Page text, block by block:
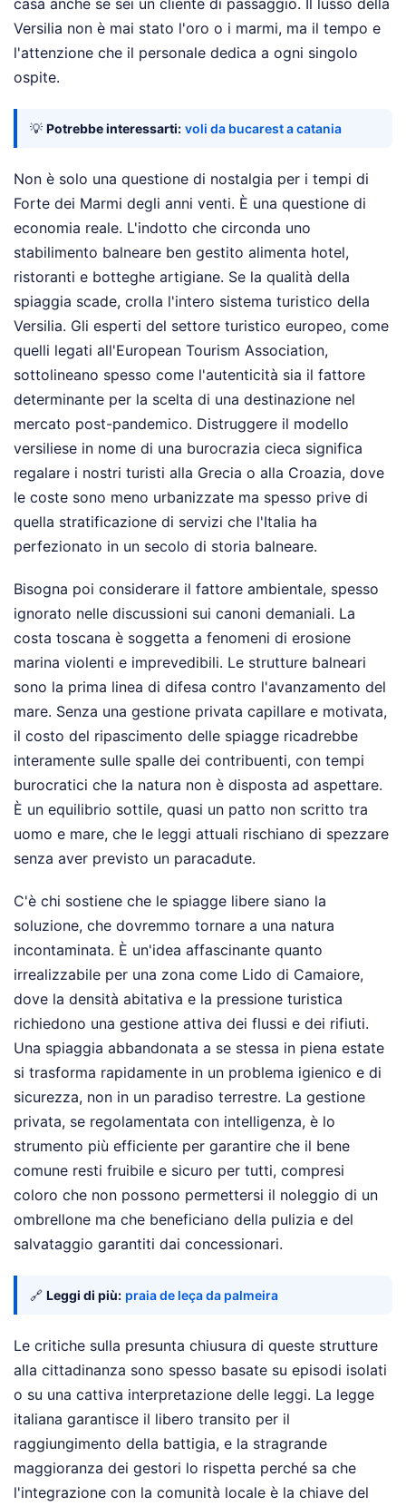
Versilia non è mai stato l'oro o i marmi, ma il tempo e
l'attenzione che il personale dedica a ogni singolo
ospite.
💡 Potrebbe interessarti: voli da bucarest a catania
Non è solo una questione di nostalgia per i tempi di
Forte dei Marmi degli anni venti. È una questione di
economia reale. L'indotto che circonda uno
stabilimento balneare ben gestito alimenta hotel,
ristoranti e botteghe artigiane. Se la qualità della
spiaggia scade, crolla l'intero sistema turistico della
Versilia. Gli esperti del settore turistico europeo, come
quelli legati all'European Tourism Association,
sottolineano spesso come l'autenticità sia il fattore
determinante per la scelta di una destinazione nel
mercato post-pandemico. Distruggere il modello
versiliese in nome di una burocrazia cieca significa
regalare i nostri turisti alla Grecia o alla Croazia, dove
le coste sono meno urbanizzate ma spesso prive di
quella stratificazione di servizi che l'Italia ha
perfezionato in un secolo di storia balneare.
Bisogna poi considerare il fattore ambientale, spesso
ignorato nelle discussioni sui canoni demaniali. La
costa toscana è soggetta a fenomeni di erosione
marina violenti e imprevedibili. Le strutture balneari
sono la prima linea di difesa contro l'avanzamento del
mare. Senza una gestione privata capillare e motivata,
il costo del ripascimento delle spiagge ricadrebbe
interamente sulle spalle dei contribuenti, con tempi
burocratici che la natura non è disposta ad aspettare.
È un equilibrio sottile, quasi un patto non scritto tra
uomo e mare, che le leggi attuali rischiano di spezzare
senza aver previsto un paracadute.
C'è chi sostiene che le spiagge libere siano la
soluzione, che dovremmo tornare a una natura
incontaminata. È un'idea affascinante quanto
irrealizzabile per una zona come Lido di Camaiore,
dove la densità abitativa e la pressione turistica
richiedono una gestione attiva dei flussi e dei rifiuti.
Una spiaggia abbandonata a se stessa in piena estate
si trasforma rapidamente in un problema igienico e di
sicurezza, non in un paradiso terrestre. La gestione
privata, se regolamentata con intelligenza, è lo
strumento più efficiente per garantire che il bene
comune resti fruibile e sicuro per tutti, compresi
coloro che non possono permettersi il noleggio di un
ombrellone ma che beneficiano della pulizia e del
salvataggio garantiti dai concessionari.
🔗 Leggi di più: praia de leça da palmeira
Le critiche sulla presunta chiusura di queste strutture
alla cittadinanza sono spesso basate su episodi isolati
o su una cattiva interpretazione delle leggi. La legge
italiana garantisce il libero transito per il
raggiungimento della battigia, e la stragrande
maggioranza dei gestori lo rispetta perché sa che
l'integrazione con la comunità locale è la chiave del